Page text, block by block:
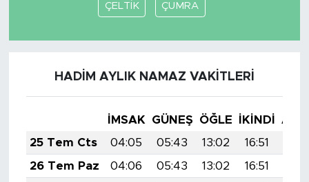
ÇELTİK ÇUMRA
HADİM AYLIK NAMAZ VAKITLERI
İMSAK GÜNEŞ ÖĞLE İKINDI
25 Tem Cts
04:05 05:43 13:02 16:51
26 Tem Paz
04:06 05:43 13:02 16:51
FOTO GALERİ
SOSYAL MEDYA